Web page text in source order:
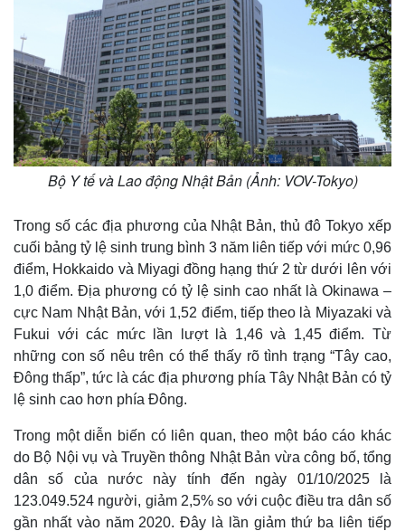
Bộ Y tế và Lao động Nhật Bản (Ảnh: VOV-Tokyo)
Trong số các địa phương của Nhật Bản, thủ đô Tokyo xếp
cuối bảng tỷ lệ sinh trung bình 3 năm liên tiếp với mức 0,96
điểm, Hokkaido và Miyagi đồng hạng thứ 2 từ dưới lên với
1,0 điểm. Địa phương có tỷ lệ sinh cao nhất là Okinawa –
cực Nam Nhật Bản, với 1,52 điểm, tiếp theo là Miyazaki và
Fukui với các mức lần lượt là 1,46 và 1,45 điểm. Từ
những con số nêu trên có thể thấy rõ tình trạng “Tây cao,
Đông thấp”, tức là các địa phương phía Tây Nhật Bản có tỷ
lệ sinh cao hơn phía Đông.
Trong một diễn biến có liên quan, theo một báo cáo khác
do Bộ Nội vụ và Truyền thông Nhật Bản vừa công bố, tổng
dân số của nước này tính đến ngày 01/10/2025 là
123.049.524 người, giảm 2,5% so với cuộc điều tra dân số
gần nhất vào năm 2020. Đây là lần giảm thứ ba liên tiếp